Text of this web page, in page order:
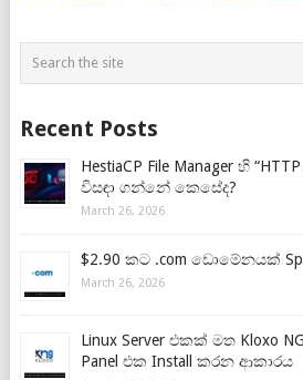
Recent Posts
HestiaCP File Manager හි
විසඳා ගන්නේ කෙසේද?
March 26, 2026
$2.90 කට .com ඩොමේනයක්
March 26, 2026
Linux Server එකක් මත Kloxo NG
Panel එක Install කරන ආකාරය